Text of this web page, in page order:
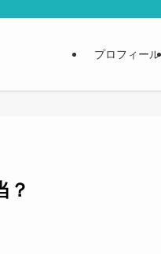
プロフィール
？